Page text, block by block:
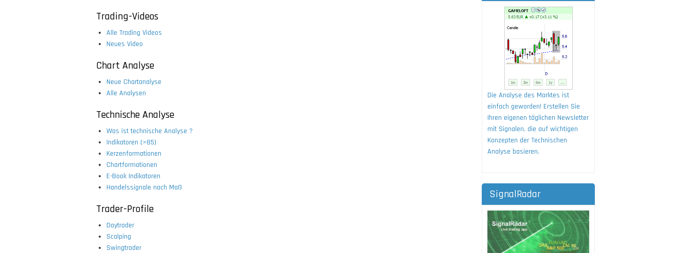
Trading-Videos
Alle Trading Videos
Neues Video
Chart Analyse
Neue Chartanalyse
Alle Analysen
Technische Analyse
Was ist technische Analyse ?
Indikatoren (>85)
Kerzenformationen
Chartformationen
E-Book Indikatoren
Handelssignale nach Maß
Trader-Profile
Daytrader
Scalping
Swingtrader
Die Analyse des Marktes ist
einfach geworden! Erstellen Sie
Ihren eigenen täglichen Newsletter
mit Signalen, die auf wichtigen
Konzepten der Technischen
Analyse basieren.
SignalRadar